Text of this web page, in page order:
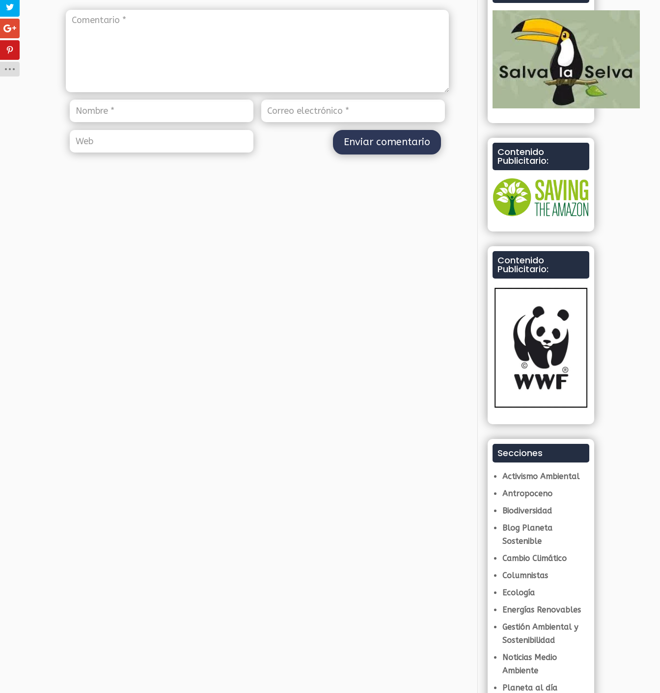
Contenido
Publicitario:
Contenido
Publicitario:
Secciones
Activismo Ambiental
Antropoceno
Biodiversidad
Blog Planeta
Sostenible
Cambio Climático
Columnistas
Ecología
Energías Renovables
Gestión Ambiental y
Sostenibilidad
Noticias Medio
Ambiente
Planeta al día